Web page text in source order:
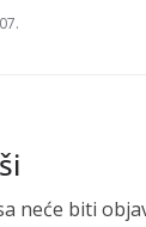
neće biti